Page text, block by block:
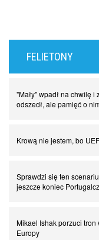
FELIETONY
"Mały" wpadł na chwilę i
odszedł, ale pamięć o
Krową nie jestem, bo
Sprawdzi się ten
jeszcze koniec
Mikael Ishak porzuci
Europy